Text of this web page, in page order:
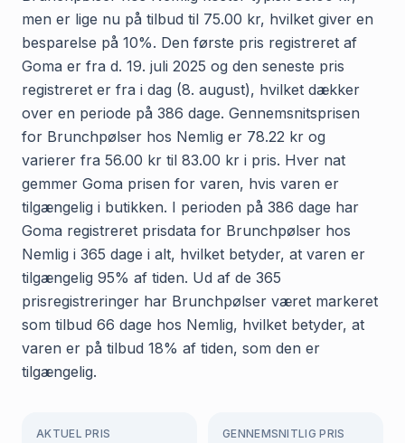
men er lige nu på tilbud til 75.00 kr, hvilket giver en
besparelse på 10%. Den første pris registreret af
Goma er fra d. 19. juli 2025 og den seneste pris
registreret er fra i dag (8. august), hvilket dækker
over en periode på 386 dage. Gennemsnitsprisen
for Brunchpølser hos Nemlig er 78.22 kr og
varierer fra 56.00 kr til 83.00 kr i pris. Hver nat
gemmer Goma prisen for varen, hvis varen er
tilgængelig i butikken. I perioden på 386 dage har
Goma registreret prisdata for Brunchpølser hos
Nemlig i 365 dage i alt, hvilket betyder, at varen er
tilgængelig 95% af tiden. Ud af de 365
prisregistreringer har Brunchpølser været markeret
som tilbud 66 dage hos Nemlig, hvilket betyder, at
varen er på tilbud 18% af tiden, som den er
tilgængelig.
AKTUEL PRIS GENNEMSNITLIG PRIS